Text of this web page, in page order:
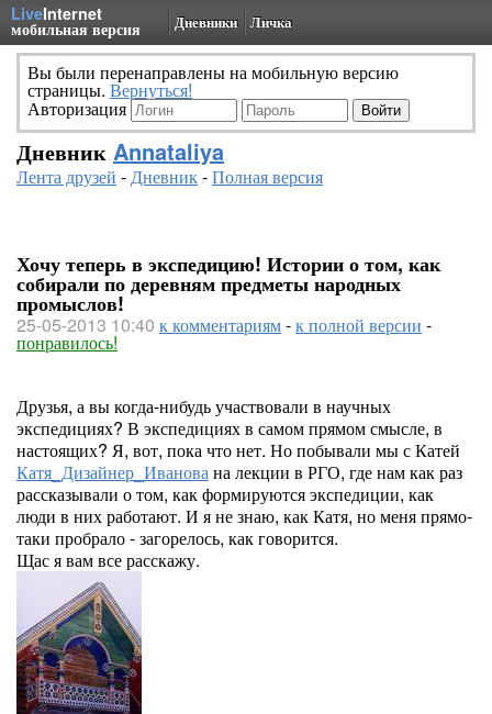
LiveInternet
мобильная версия Дневники Личка
Вы были перенаправлены на мобильную версию
страницы. Вернуться!
Авторизация
Дневник Annataliya
Лента друзей -Дневник-Полная версия
Хочу теперь в экспедицию! Истории о том, как
собирали по деревням предметы народных
промыслов!
25-05-2013 10:40 к комментариям-к полной версии -
понравилось!
Друзья, а вы когда-нибудь участвовали в научных
экспедициях? В экспедициях в самом прямом смысле, в
настоящих? Я, вот, пока что нет. Но побывали мы с Катей
Катя_Дизайнер_Иванована лекции в РГО, где нам как раз
рассказывали о том, как формируются экспедиции, как
люди в них работают. И я не знаю, как Катя, но меня прямо-
таки пробрало - загорелось, как говорится.
Щас я вам все расскажу.